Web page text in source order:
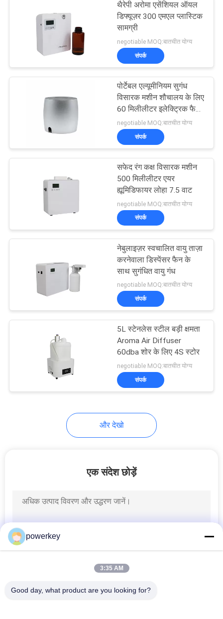
साइटमैप
सुगंध वितरण प्रणाली
एचवीएसी सुगंध डिफ्यूज़र
40
बैटरी अरोमा डिफ्यूज़र
बड़े क्षेत्र सुगंध विसारक
होटल खुशबू डिफ्यूज़र
विद्युत सुगंध विसारक
40
थैरेपी अरोमा एसेंशियल ऑयल
डिफ्यूज़र 300 एमएल प्लास्टिक
सामग्री
negotiable MOQ:बातचीत योग्य
संपर्क
पोर्टेबल एल्यूमीनियम सुगंध
विसारक मशीन शौचालय के लिए
60 मिलीलीटर इलेक्ट्रिक फैन
सुगंध विसारक
negotiable MOQ:बातचीत योग्य
संपर्क
सफेद रंग कक्ष विसारक मशीन
500 मिलीलीटर एयर
ह्यूमिडिफायर लोहा 7.5 वाट
negotiable MOQ:बातचीत योग्य
संपर्क
नेबुलाइज़र स्वचालित वायु ताज़ा
करनेवाला डिस्पेंसर फैन के
साथ सुगंधित वायु गंध
negotiable MOQ:बातचीत योग्य
संपर्क
5L स्टेनलेस स्टील बड़ी क्षमता
Aroma Air Diffuser
60dba शोर के लिए 4S स्टोर
negotiable MOQ:बातचीत योग्य
संपर्क
और देखो
एक संदेश छोड़ें
powerkey
3:35 AM
Good day, what product are you looking for?